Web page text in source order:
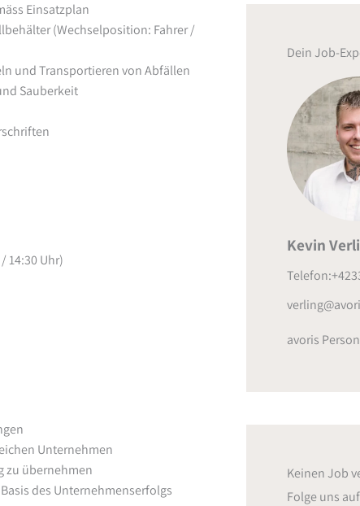
Einsatzplan
(Wechselposition: Fahrer /
und Transportieren von Abfällen
Sauberkeit
14:30 Uhr)
Unternehmen
zu übernehmen
des Unternehmenserfolgs
Dein Job-
Kevin
avoris
Keinen Job
Folge uns